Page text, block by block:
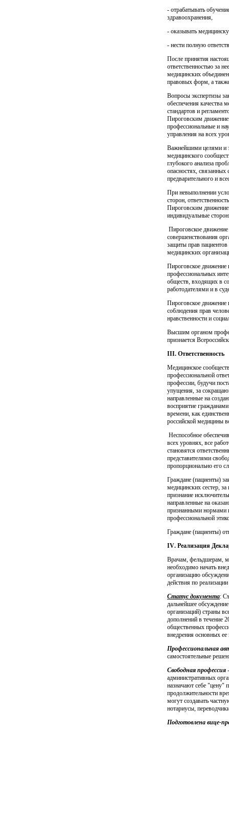
- отрабатывать
здравоохранения,
- оказывать
- нести полную
После принятия
ответственностью за
медицинских
правовых форм, а
Вопросы экспертизы
обеспечения качества
стандартов и
Пироговским
профессиональные и
управления на всех
Важнейшими целями и
медицинского
глубокого анализа
опасностях,
предварительного и
При невыполнении
сторон,
Пироговским
индивидуальные
Пироговское движение
совершенствования
защиты прав пациентов
медицинских
Пироговское движение
профессиональных
обществ, входящих в
работодателями и в
Пироговское движение
соблюдения прав
нравственности и
Высшим органом
признается
III. Ответственность
Медицинское
профессиональной
профессии, будучи
упущения, за
направленные на
восприятие
времени, как
российской медицины
Неспособное
всех уровнях, все
становятся
представителями
пропорционально его
Граждане (пациенты)
медицинских сестер,
признание
направленные на
признанными нормами
профессиональной
Граждане (пациенты)
IV. Реализация
Врачам, фельдшерам,
необходимо начать
организацию
действия по
Статус документа:
дальнейшее
организаций) страны
дополнений в течение
общественных
внедрения основных
Профессиональная
самостоятельные
Свободная профессия
административных
назначают себе "цену"
продолжительности
могут создавать
нотариусы,
Подготовлена вице-